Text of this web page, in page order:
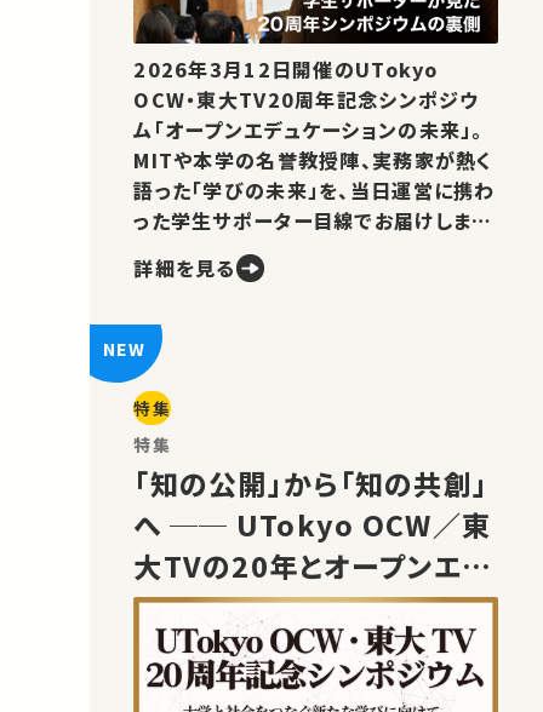
2026年3月12日開催のUTokyo
OCW・東大TV20周年記念シンポジウ
ム「オープンエデュケーションの未来」。
MITや本学の名誉教授陣、実務家が熱く
語った「学びの未来」を、当日運営に携わ
った学生サポーター目線でお届けしま
詳細を見る
特集
特集
「知の公開」から「知の共創」
へ ── UTokyo OCW／東
大TVの20年とオープンエデ
ュケーションの未来